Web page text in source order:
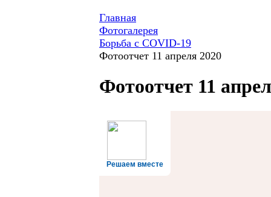
Главная
Фотогалерея
Борьба с COVID-19
Фотоотчет 11 апреля 2020
Фотоотчет 11
Решаем вместе